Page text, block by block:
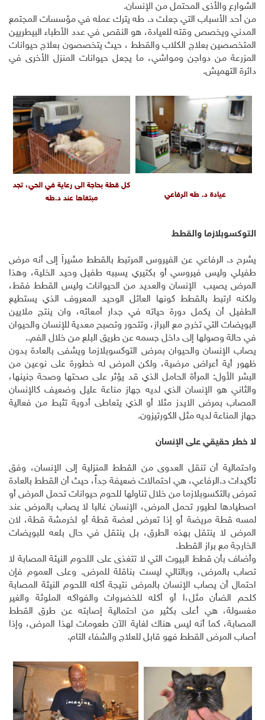
الشوارع والأذى المحتمل من الإنسان.
من أحد الأسباب التي جعلت د. طه يترك عمله في مؤسسات المجتمع
المدني ويخصص وقته للعيادة، هو النقص في عدد الأطباء البيطريين
المتخصصين بعلاج الكلاب والقطط ، حيث يتخصصون بعلاج حيوانات
المزرعة من دواجن ومواشي، ما يجعل حيوانات المنزل الأخرى في
دائرة التهميش.
عيادة د. طه الرفاعي
كل قطة بحاجة الى رعاية في الحي، تجد
مبتغاها عند د.طه
التوكسوبلازما والقطط
يشرح د. الرفاعي عن الفيروس المرتبط بالقطط مشيراً إلى أنه مرض
طفيلي وليس فيروسي أو بكتيري يسببه طفيل وحيد الخلية، وهذا
المرض يصيب الإنسان والعديد من الحيوانات وليس القطط فقط،
ولكنه ارتبط بالقطط كونها العائل الوحيد المعروف الذي يستطيع
الطفيل أن يكمل دورة حياته في جدار أمعائه، وان ينتج ملايين
البويضات التي تخرج مع البراز، وتتحور وتصبح معدية للإنسان والحيوان
في حالة وصولها إلى داخل جسمه عن طريق البلع من خلال الفم..
يصاب الإنسان والحيوان بمرض التوكسوبلازما ويشفى بالعادة بدون
ظهور أية أعراض مرضية، ولكن المرض له خطورة على نوعين من
البشر الأول: المرأة الحامل الذي قد يؤثر على صحتها وصحة جنينها،
والثاني هو الإنسان الذي لديه جهاز مناعة عليل وضعيف كالإنسان
المصاب بمرض الايدز مثلا أو الذي يتعاطى أدوية تثبط من فعالية
جهاز المناعة لديه مثل الكورتيزون.
لا خطر حقيقي على الإنسان
واحتمالية أن تنقل العدوى من القطط المنزلية إلى الإنسان، وفق
تأكيدات د.الرفاعي، هي احتمالات ضعيفة جداً، حيث أن القطط بالعادة
تمرض بالتكسوبلازما من خلال تناولها للحوم حيوانات تحمل المرض أو
اصطيادها لطيور تحمل المرض، الإنسان غالبا لا يصاب بالمرض عند
لمسه قطة مريضة أو إذا تعرض لعضة قطة أو لخرمشة قطة، لان
المرض لا ينتقل بهذه الطرق، بل ينتقل في حال بلعه للبويضات
الخارجة مع براز القطط.
وأضاف بأن قطط البيوت التي لا تتغذى على اللحوم النيئة المصابة لا
تصاب بالمرض، وبالتالي ليست بناقلة للمرض. وعلى العموم فإن
احتمال أن يصاب الإنسان بالمرض نتيجة أكله اللحوم النيئة المصابة
كلحم الضأن مثل،ا أو أكله للخضروات والفواكه الملوثة والغير
مغسولة، هي أعلى بكثير من احتمالية إصابته عن طرق القطط
المصابة، كما أنه ليس هناك لغاية الآن طعومات لهذا المرض، وإذا
أصاب المرض القطط فهو قابل للعلاج والشفاء التام.